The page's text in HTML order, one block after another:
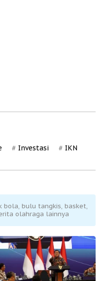
Investasi IKN
bola, bulu tangkis, basket,
olahraga lainnya